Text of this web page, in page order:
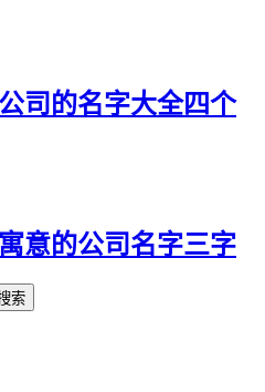
、西诗
、金奋
鑫煜
乾喜
司的名字大全四个
意的公司名字三字
索